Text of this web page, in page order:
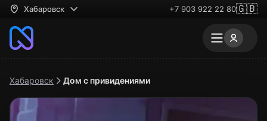
Хабаровск +7 903 922 22 80🇬🇧
Хабаровск Дом с привидениями